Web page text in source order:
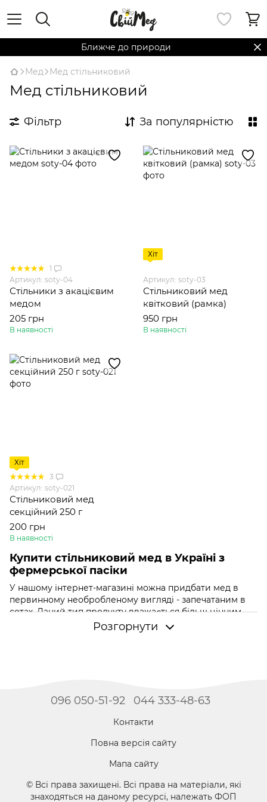
Ближче до природи
Мед Мед стільниковий
Мед стільниковий
Фільтр За популярністю
1
Артикул: soty-04
Стільники з акацієвим
медом
205 грн
В наявності
Хіт
Артикул: soty-03
Стільниковий мед
квітковий (рамка)
950 грн
В наявності
Хіт
3
Артикул: soty-021
Стільниковий мед
секційний 250 г
200 грн
В наявності
Купити стільниковий мед в Україні з
фермерської пасіки
У нашому інтернет-магазині можна придбати мед в
первинному необробленому вигляді - запечатаним в
сотах. Даний тип продукту вважається більш цінним,
тому що в ньому присутні частинки воску, забруса,
воскових сотах нектар кристалізується набагато
Але, незалежно від складу, ми гарантуємо
натуральність і якість реалізованої продукції. Всі
П. І. Прокоповича. За підсумками нам видається
ми завжди готові надати і вам.
Розгорнути
096 050-51-92 044 333-48-63
Контакти
Повна версія сайту
Мапа сайту
© Всі права захищені. Всі права на матеріали, які
знаходяться на даному ресурсі, належать ФОП